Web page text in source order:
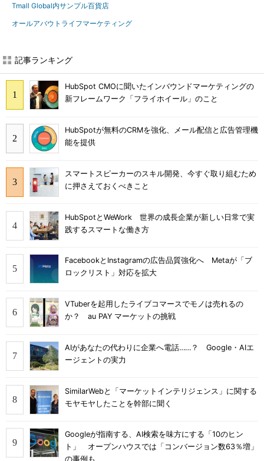
Tmall Global内サンプル百貨店
オールアバウトライフマーケティング
記事ランキング
HubSpot CMOに聞いたインバウンドマーケティングの
新フレームワーク「フライホイール」のこと
HubSpotが無料のCRMを強化、メール配信と広告管理機
能を提供
スマートスピーカーのスキル開発、今すぐ取り組むため
に押さえておくべきこと
HubSpotとWeWork 世界の成長企業が新しい日常で実
践するスマートな働き方
FacebookとInstagramの広告品質強化へ Metaが「ブ
ロックリスト」対応を拡大
VTuberを起用したライブコマースでモノは売れるの
か？ au PAY マーケットの挑戦
AIがあなたの代わりに企業へ電話……？ Google・AIエ
ージェントの実力
SimilarWebと「マーケットインテリジェンス」に関する
モヤモヤしたことを幹部に聞く
Googleが指南する、AI検索を味方にする「10のヒン
ト」 オープンハウスでは「コンバージョン数63％増」
の事例も